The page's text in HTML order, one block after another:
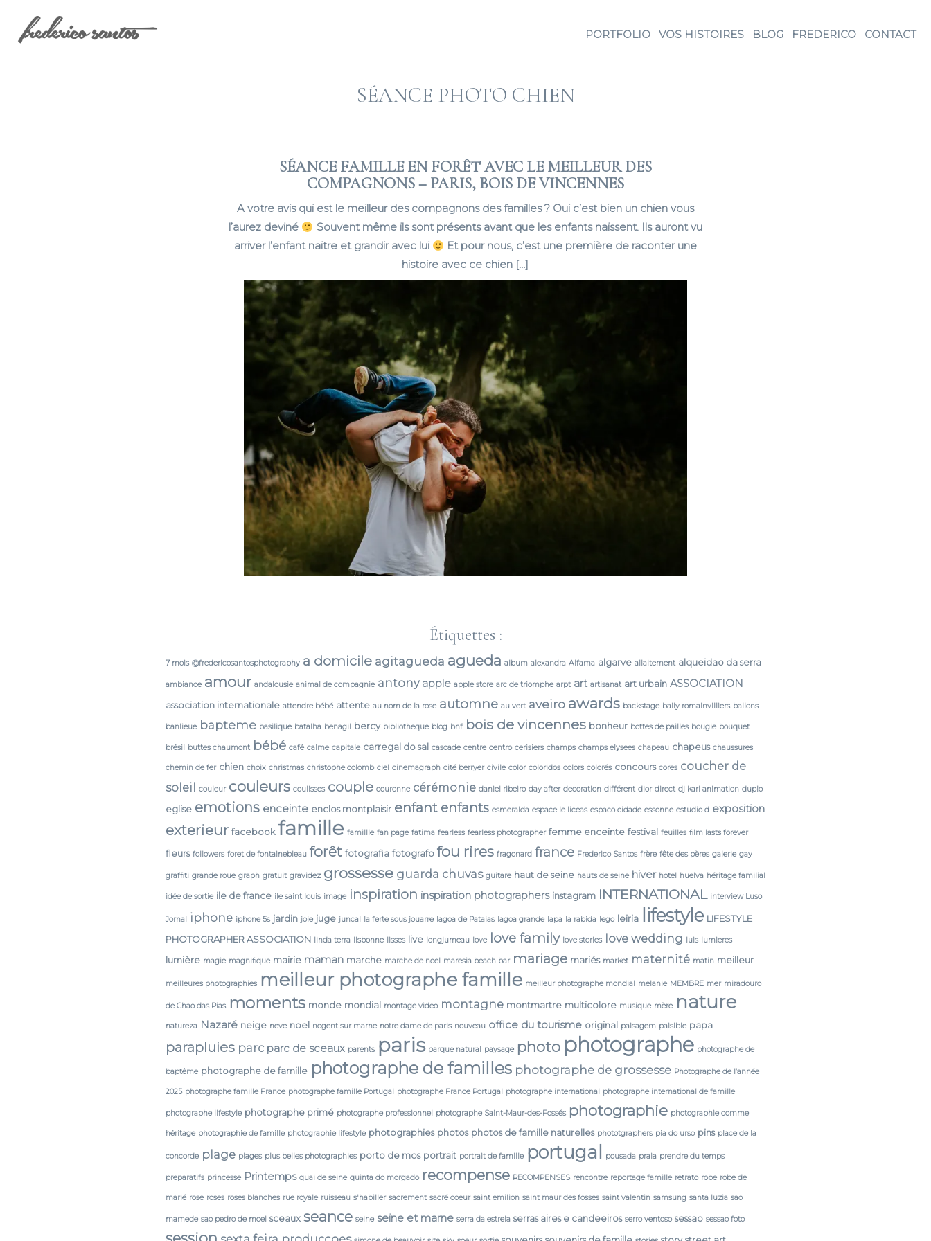
PORTFOLIO VOS HISTOIRES BLOG FREDERICO CONTACT
SÉANCE PHOTO CHIEN
SÉANCE FAMILLE EN FORÊT AVEC LE MEILLEUR DES
COMPAGNONS – PARIS, BOIS DE VINCENNES
A votre avis qui est le meilleur des compagnons des familles ? Oui c’est bien un chien vous
l’aurez deviné
Souvent même ils sont présents avant que les enfants naissent. Ils auront vu
arriver l’enfant naitre et grandir avec lui
Et pour nous, c’est une première de raconter une
histoire avec ce chien […]
Étiquettes :
7 mois @fredericosantosphotography a domicile agitagueda agueda album alexandra Alfama algarve allaitement alqueidao da serra
ambiance amour andalousie animal de compagnie antony apple apple store arc de triomphe arpt art artisanat art urbain ASSOCIATION
association internationale attendre bébé attente au nom de la rose automne au vert aveiro awards backstage baily romainvilliers ballons
banlieue bapteme basilique batalha benagil bercy bibliotheque blog bnf bois de vincennes bonheur bottes de pailles bougie bouquet
brésil buttes chaumont bébé café calme capitale carregal do sal cascade centre centro cerisiers champs champs elysees chapeau chapeus chaussures
chemin de fer chien choix christmas christophe colomb ciel cinemagraph cité berryer civile color coloridos colors colorés concours cores coucher de
soleil couleur couleurs coulisses couple couronne cérémonie daniel ribeiro day after decoration différent dior direct dj karl animation duplo
eglise emotions enceinte enclos montplaisir enfant enfants esmeralda espace le liceas espaco cidade essonne estudio d exposition
exterieur facebook famille famillle fan page fatima fearless fearless photographer femme enceinte festival feuilles film lasts forever
fleurs followers foret de fontainebleau forêt fotografia fotografo fou rires fragonard france Frederico Santos frère fête des pères galerie gay
graffiti grande roue graph gratuit gravidez grossesse guarda chuvas guitare haut de seine hauts de seine hiver hotel huelva héritage familial
idée de sortie ile de france ile saint louis image inspiration inspiration photographers instagram INTERNATIONAL interview Luso
Jornal iphone iphone 5s jardin joie juge juncal la ferte sous jouarre lagoa de Pataias lagoa grande lapa la rabida lego leiria lifestyle LIFESTYLE
PHOTOGRAPHER ASSOCIATION linda terra lisbonne lisses live longjumeau love love family love stories love wedding luis lumieres
lumière magie magnifique mairie maman marche marche de noel maresia beach bar mariage mariés market maternité matin meilleur
meilleures photographies meilleur photographe famille meilleur photographe mondial melanie MEMBRE mer miradouro
de Chao das Pias moments monde mondial montage video montagne montmartre multicolore musique mère nature
natureza Nazaré neige neve noel nogent sur marne notre dame de paris nouveau office du tourisme original paisagem paisible papa
parapluies parc parc de sceaux parents paris parque natural paysage photo photographe photographe de
baptême photographe de famille photographe de familles photographe de grossesse Photographe de l’année
2025 photographe famille France photographe famille Portugal photographe France Portugal photographe international photographe international de famille
photographe lifestyle photographe primé photographe professionnel photographe Saint-Maur-des-Fossés photographie photographie comme
héritage photographie de famille photographie lifestyle photographies photos photos de famille naturelles phototgraphers pia do urso pins place de la
concorde plage plages plus belles photographies porto de mos portrait portrait de famille portugal pousada praia prendre du temps
preparatifs princesse Printemps quai de seine quinta do morgado recompense RECOMPENSES rencontre reportage famille retrato robe robe de
marié rose roses roses blanches rue royale ruisseau s'habiller sacrement sacré coeur saint emilion saint maur des fosses saint valentin samsung santa luzia sao
mamede sao pedro de moel sceaux seance seine seine et marne serra da estrela serras aires e candeeiros serro ventoso sessao sessao foto